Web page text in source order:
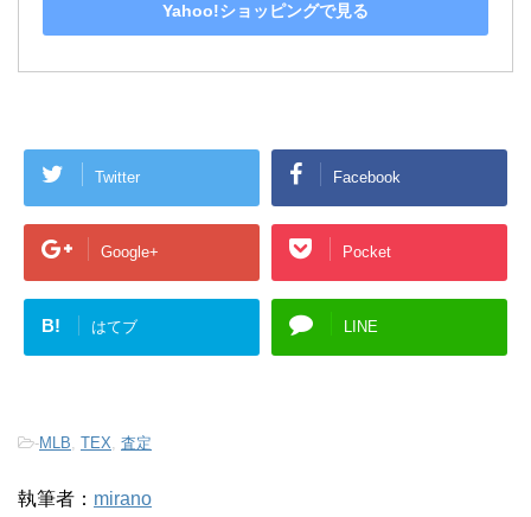
Yahoo!ショッピングで見る
Twitter Facebook
Google+ Pocket
B! はてブ LINE
-MLB TEX 査定
執筆者： mirano